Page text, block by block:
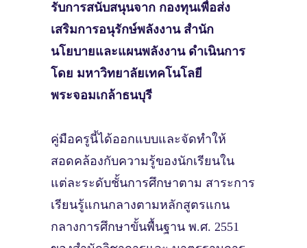
รับการสนับสนุนจาก กองทุนเพื่อส่ง
เสริมการอนุรักษ์พลังงาน สํานัก
นโยบายและแผนพลังงาน ดําเนินการ
โดย มหาวิทยาลัยเทคโนโลยี
พระจอมเกล้าธนบุรี
คู่มือครูนี้ได้ออกแบบและจัดทําให้
สอดคล้องกับความรู้ของนักเรียนใน
แต่ละระดับชั้นการศึกษาตาม สาระการ
เรียนรู้แกนกลางตามหลักสูตรแกน
กลางการศึกษาขั้นพื้นฐาน พ.ศ. 2551